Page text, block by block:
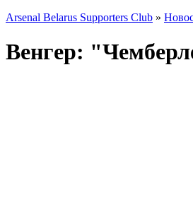
Arsenal Belarus Supporters Club »
Венгер: